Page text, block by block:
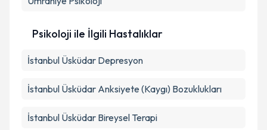
Psikoloji ile İlgili Hastalıklar
İstanbul Üsküdar Depresyon
İstanbul Üsküdar Anksiyete (Kaygı) Bozuklukları
İstanbul Üsküdar Bireysel Terapi